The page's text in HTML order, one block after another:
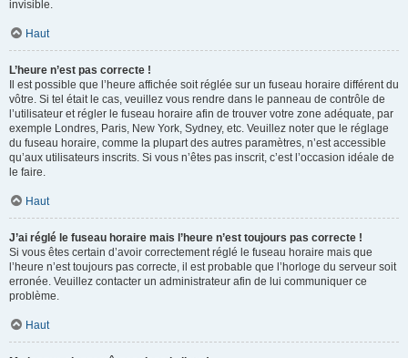
invisible.
Haut
L’heure n’est pas correcte !
Il est possible que l’heure affichée soit réglée sur un fuseau horaire différent du
vôtre. Si tel était le cas, veuillez vous rendre dans le panneau de contrôle de
l’utilisateur et régler le fuseau horaire afin de trouver votre zone adéquate, par
exemple Londres, Paris, New York, Sydney, etc. Veuillez noter que le réglage
du fuseau horaire, comme la plupart des autres paramètres, n’est accessible
qu’aux utilisateurs inscrits. Si vous n’êtes pas inscrit, c’est l’occasion idéale de
le faire.
Haut
J’ai réglé le fuseau horaire mais l’heure n’est toujours pas correcte !
Si vous êtes certain d’avoir correctement réglé le fuseau horaire mais que
l’heure n’est toujours pas correcte, il est probable que l’horloge du serveur soit
erronée. Veuillez contacter un administrateur afin de lui communiquer ce
problème.
Haut